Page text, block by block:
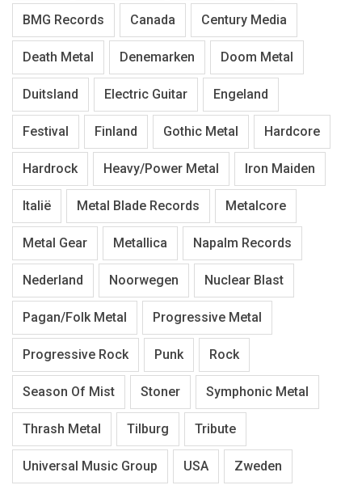
BMG Records Canada Century Media
Death Metal Denemarken Doom Metal
Duitsland Electric Guitar Engeland
Festival Finland Gothic Metal Hardcore
Hardrock Heavy/Power Metal Iron Maiden
Italië Metal Blade Records Metalcore
Metal Gear Metallica Napalm Records
Nederland Noorwegen Nuclear Blast
Pagan/Folk Metal Progressive Metal
Progressive Rock Punk Rock
Season Of Mist Stoner Symphonic Metal
Thrash Metal Tilburg Tribute
Universal Music Group USA Zweden